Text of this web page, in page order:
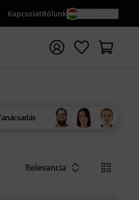
KapcsolatRólunk
keresőszóval
Relevancia